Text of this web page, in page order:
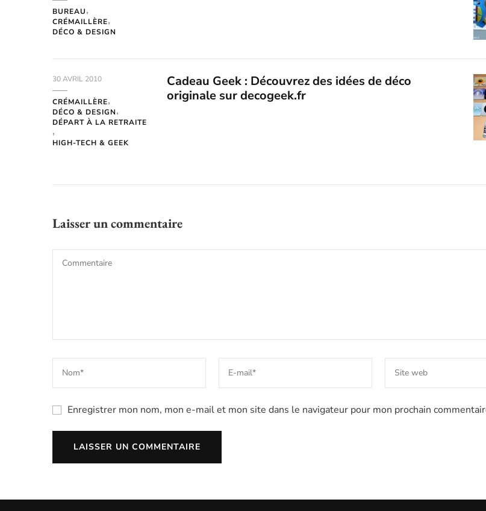
BUREAU
CRÉMAILLÈRE
DÉCO & DESIGN
30 AVRIL 2010
CRÉMAILLÈRE
DÉCO & DESIGN
DÉPART À LA RETRAITE
HIGH-TECH & GEEK
Cadeau Geek : Découvrez des idées de déco
originale sur decogeek.fr
Laisser un commentaire
Enregistrer mon nom, mon e-mail et mon site dans le navigateur pour mon prochain